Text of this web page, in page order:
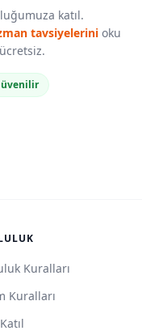
katıl.
tavsiyelerini oku
Kuralları
Kuralları